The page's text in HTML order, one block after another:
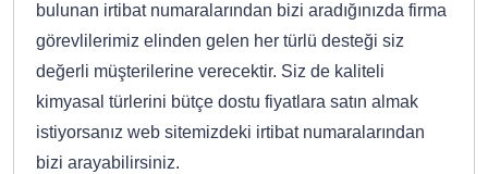
bulunan irtibat numaralarından bizi aradığınızda firma
görevlilerimiz elinden gelen her türlü desteği siz
değerli müşterilerine verecektir. Siz de kaliteli
kimyasal türlerini bütçe dostu fiyatlara satın almak
istiyorsanız web sitemizdeki irtibat numaralarından
bizi arayabilirsiniz.